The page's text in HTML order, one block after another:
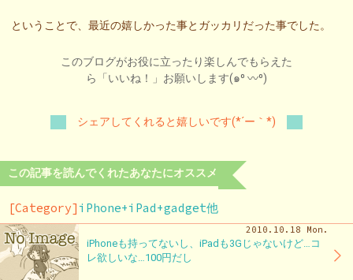
ということで、最近の嬉しかった事とガッカリだった事でした。
このブログがお役に立ったり楽しんでもらえた
ら「いいね！」お願いします(๑⁰ 〰⁰)
シェアしてくれると嬉しいです(*´ー｀*)
この記事を読んでくれたあなたにオススメ
[Category]iPhone+iPad+gadget他
2010.10.18 Mon.
iPhoneも持ってないし、iPadも3Gじゃないけど…コ
レ欲しいな…100円だし